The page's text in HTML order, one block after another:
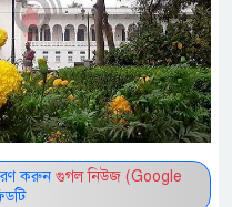
করুন গুগল নিউজ (Google